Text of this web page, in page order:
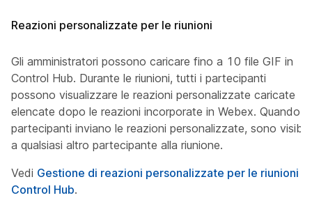
Reazioni personalizzate per le riunioni
Gli amministratori possono caricare fino a 10 file GIF in
Control Hub. Durante le riunioni, tutti i partecipanti
possono visualizzare le reazioni personalizzate caricate
elencate dopo le reazioni incorporate in Webex. Quando i
partecipanti inviano le reazioni personalizzate, sono visibili
a qualsiasi altro partecipante alla riunione.
Vedi Gestione di reazioni personalizzate per le riunioni in
Control Hub.